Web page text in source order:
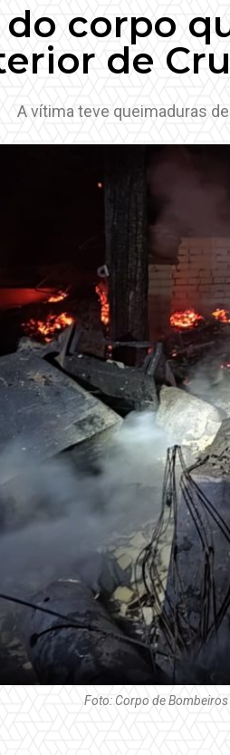
do corpo
de
A vítima teve queimaduras
Foto: Corpo de